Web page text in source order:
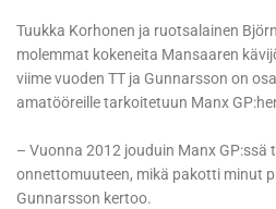
Tuukka Korhonen ja ruotsalainen
molemmat kokeneita Mansaaren
viime vuoden TT ja Gunnarsson on
amatööreille tarkoitetuun Manx
– Vuonna 2012 jouduin Manx GP:ssä
onnettomuuteen, mikä pakotti minut
Gunnarsson kertoo.